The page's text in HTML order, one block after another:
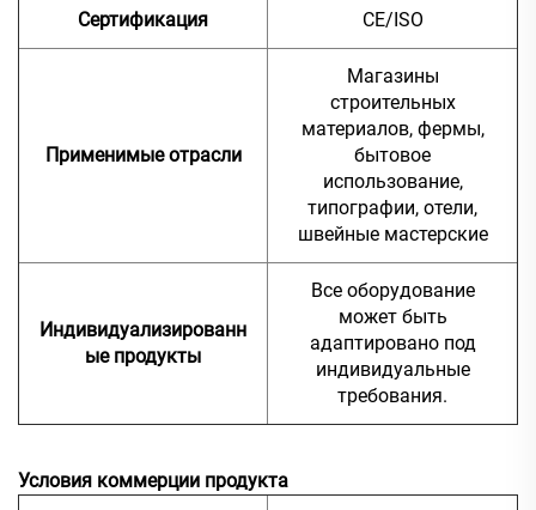
Сертификация CE/ISO
Применимые отрасли
Магазины
строительных
материалов, фермы,
бытовое
использование,
типографии, отели,
швейные мастерские
Индивидуализированн
ые продукты
Все оборудование
может быть
адаптировано под
индивидуальные
требования.
Условия коммерции продукта